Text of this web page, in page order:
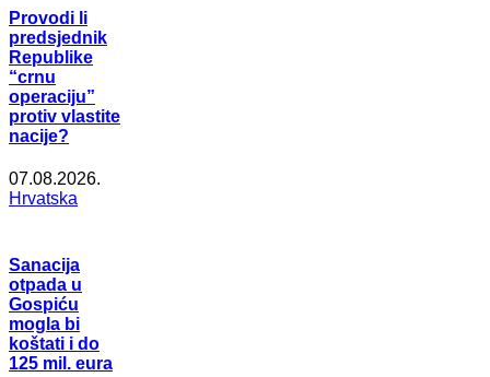
Provodi li
predsjednik
Republike
“crnu
operaciju”
protiv vlastite
nacije?
07.08.2026.
Hrvatska
Sanacija
otpada u
Gospiću
mogla bi
koštati i do
125 mil. eura